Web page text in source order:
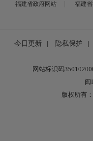
福建省政府网站 福建
今日更新 隐私保护
网站标识码
闽
版权所有